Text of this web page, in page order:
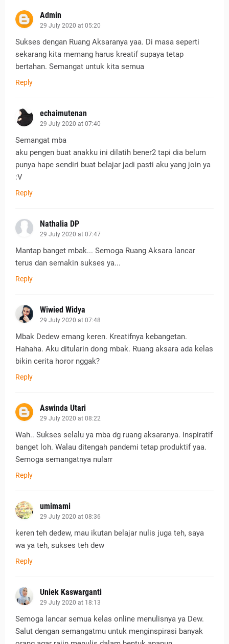
Admin
29 July 2020 at 05:20
Sukses dengan Ruang Aksaranya yaa. Di masa seperti
sekarang kita memang harus kreatif supaya tetap
bertahan. Semangat untuk kita semua
Reply
echaimutenan
29 July 2020 at 07:40
Semangat mba
aku pengen buat anakku ini dilatih bener2 tapi dia belum
punya hape sendiri buat belajar jadi pasti aku yang join ya
:V
Reply
Nathalia DP
29 July 2020 at 07:47
Mantap banget mbak... Semoga Ruang Aksara lancar
terus dan semakin sukses ya...
Reply
Wiwied Widya
29 July 2020 at 07:48
Mbak Dedew emang keren. Kreatifnya kebangetan.
Hahaha. Aku ditularin dong mbak. Ruang aksara ada kelas
bikin cerita horor nggak?
Reply
Aswinda Utari
29 July 2020 at 08:22
Wah.. Sukses selalu ya mba dg ruang aksaranya. Inspiratif
banget loh. Walau ditengah pandemi tetap produktif yaa.
Semoga semangatnya nularr
Reply
umimami
29 July 2020 at 08:36
keren teh dedew, mau ikutan belajar nulis juga teh, saya
wa ya teh, sukses teh dew
Reply
Uniek Kaswarganti
29 July 2020 at 18:13
Semoga lancar semua kelas online menulisnya ya Dew.
Salut dengan semangatmu untuk menginspirasi banyak